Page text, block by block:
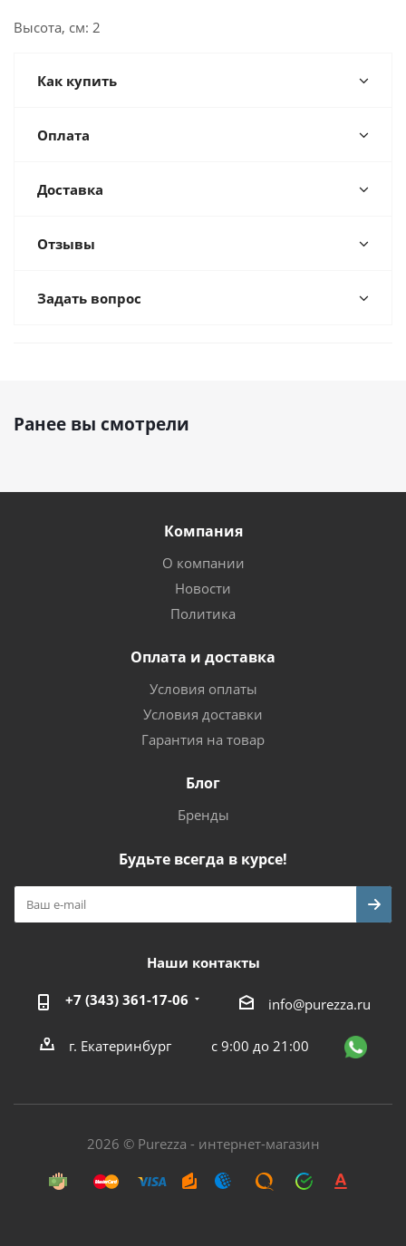
Высота, см: 2
Как купить
Оплата
Доставка
Отзывы
Задать вопрос
Ранее вы смотрели
Компания
О компании
Новости
Политика
Оплата и доставка
Условия оплаты
Условия доставки
Гарантия на товар
Блог
Бренды
Будьте всегда в курсе!
Наши контакты
+7 (343) 361-17-06 info@purezza.ru
г. Екатеринбург с 9:00 до 21:00
2026 © Purezza - интернет-магазин